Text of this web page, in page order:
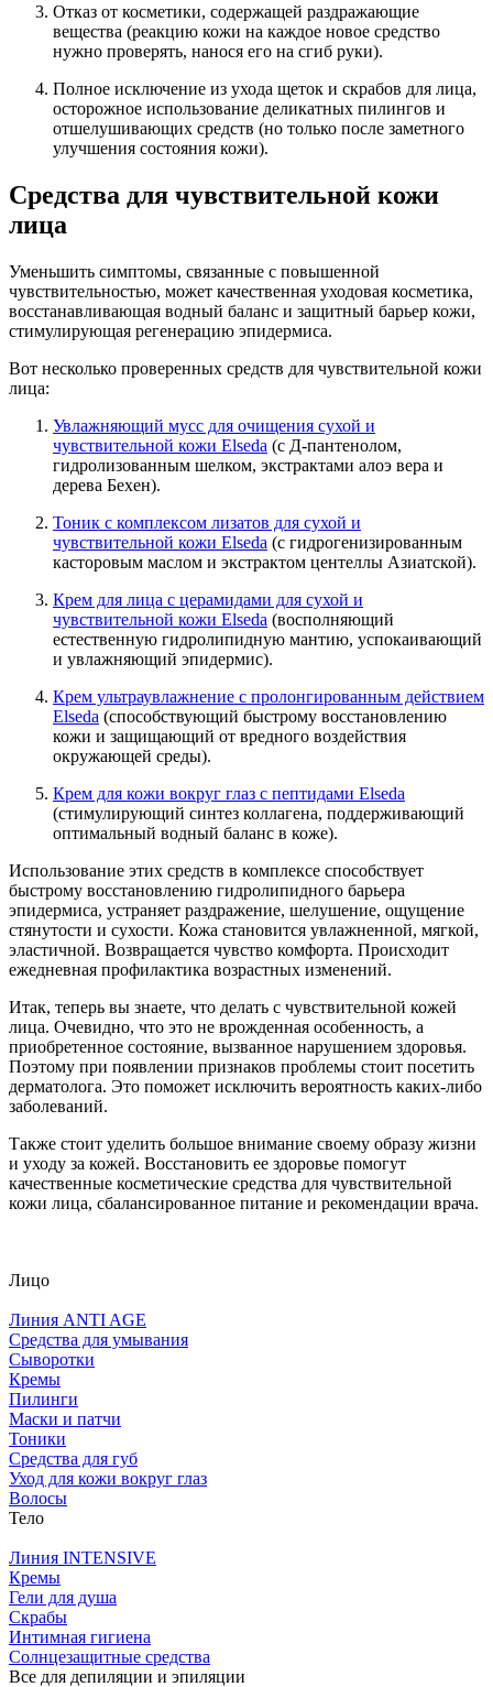
Отказ от косметики, содержащей раздражающие
вещества (реакцию кожи на каждое новое средство
нужно проверять, нанося его на сгиб руки).
Полное исключение из ухода щеток и скрабов для лица,
осторожное использование деликатных пилингов и
отшелушивающих средств (но только после заметного
улучшения состояния кожи).
Средства для чувствительной кожи
лица
Уменьшить симптомы, связанные с повышенной
чувствительностью, может качественная уходовая косметика,
восстанавливающая водный баланс и защитный барьер кожи,
стимулирующая регенерацию эпидермиса.
Вот несколько проверенных средств для чувствительной кожи
лица:
Увлажняющий мусс для очищения сухой и
чувствительной кожи Elseda (с Д-пантенолом,
гидролизованным шелком, экстрактами алоэ вера и
дерева Бехен).
Тоник с комплексом лизатов для сухой и
чувствительной кожи Elseda (с гидрогенизированным
касторовым маслом и экстрактом центеллы Азиатской).
Крем для лица с церамидами для сухой и
чувствительной кожи Elseda (восполняющий
естественную гидролипидную мантию, успокаивающий
и увлажняющий эпидермис).
Крем ультраувлажнение с пролонгированным действием
Elseda (способствующий быстрому восстановлению
кожи и защищающий от вредного воздействия
окружающей среды).
Крем для кожи вокруг глаз с пептидами Elseda
(стимулирующий синтез коллагена, поддерживающий
оптимальный водный баланс в коже).
Использование этих средств в комплексе способствует
быстрому восстановлению гидролипидного барьера
эпидермиса, устраняет раздражение, шелушение, ощущение
стянутости и сухости. Кожа становится увлажненной, мягкой,
эластичной. Возвращается чувство комфорта. Происходит
ежедневная профилактика возрастных изменений.
Итак, теперь вы знаете, что делать с чувствительной кожей
лица. Очевидно, что это не врожденная особенность, а
приобретенное состояние, вызванное нарушением здоровья.
Поэтому при появлении признаков проблемы стоит посетить
дерматолога. Это поможет исключить вероятность каких-либо
заболеваний.
Также стоит уделить большое внимание своему образу жизни
и уходу за кожей. Восстановить ее здоровье помогут
качественные косметические средства для чувствительной
кожи лица, сбалансированное питание и рекомендации врача.
Лицо
Линия ANTI AGE
Средства для умывания
Сыворотки
Кремы
Пилинги
Маски и патчи
Тоники
Средства для губ
Уход для кожи вокруг глаз
Волосы
Тело
Линия INTENSIVE
Кремы
Гели для душа
Скрабы
Интимная гигиена
Солнцезащитные средства
Все для депиляции и эпиляции